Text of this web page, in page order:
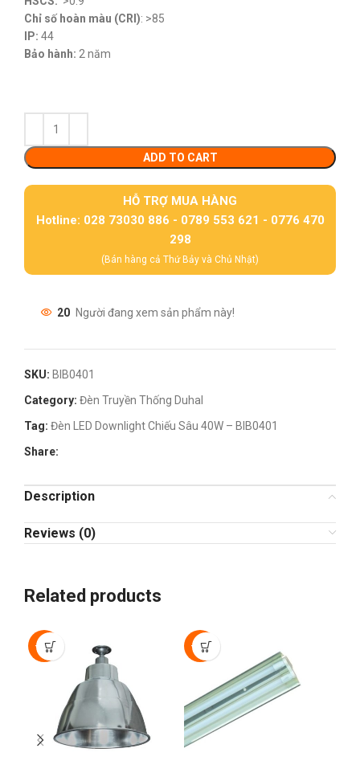
Chỉ số hoàn màu (CRI): >85
IP: 44
Bảo hành: 2 năm
ADD TO CART
HỖ TRỢ MUA HÀNG
Hotline: 028 73030 886 - 0789 553 621 - 0776 470
298
(Bán hàng cả Thứ Bảy và Chủ Nhật)
20 Người đang xem sản phẩm này!
SKU: BIB0401
Category: Đèn Truyền Thống Duhal
Tag: Đèn LED Downlight Chiếu Sâu 40W – BIB0401
Share:
Description
Reviews (0)
Related products
-40% -40%